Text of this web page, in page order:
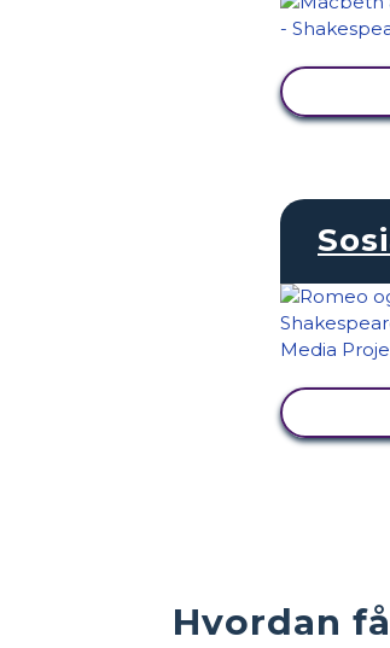
Hvordan